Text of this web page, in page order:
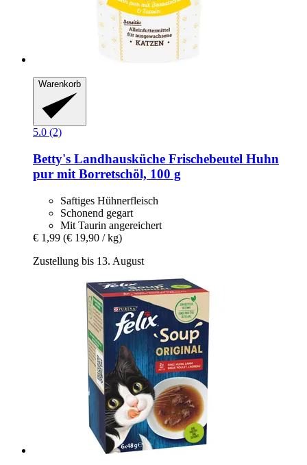
Warenkorb
5.0 (2)
Betty's Landhausküche Frischebeutel Huhn
pur mit Borretschöl, 100 g
Saftiges Hühnerfleisch
Schonend gegart
Mit Taurin angereichert
€ 1,99 (€ 19,90 / kg)
Zustellung bis 13. August